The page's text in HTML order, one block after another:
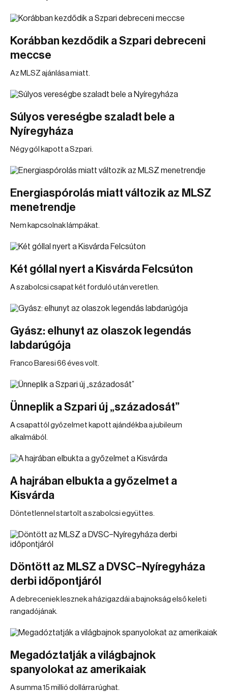
Korábban kezdődik a Szpari debreceni
meccse
Az MLSZ ajánlása miatt.
Súlyos vereségbe szaladt bele a
Nyíregyháza
Négy gól kapott a Szpari.
Energiaspórolás miatt változik az MLSZ
menetrendje
Nem kapcsolnak lámpákat.
Két góllal nyert a Kisvárda Felcsúton
A szabolcsi csapat két forduló után veretlen.
Gyász: elhunyt az olaszok legendás
labdarúgója
Franco Baresi 66 éves volt.
Ünneplik a Szpari új „századosát”
A csapattól győzelmet kapott ajándékba a jubileum
alkalmából.
A hajrában elbukta a győzelmet a
Kisvárda
Döntetlennel startolt a szabolcsi együttes.
Döntött az MLSZ a DVSC–Nyíregyháza
derbi időpontjáról
A debreceniek lesznek a házigazdái a bajnokság első keleti
rangadójának.
Megadóztatják a világbajnok
spanyolokat az amerikaiak
A summa 15 millió dollárra rúghat.